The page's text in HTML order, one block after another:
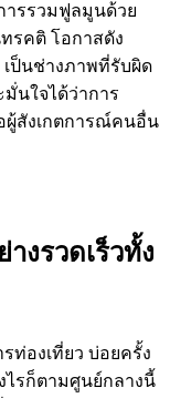
รรวมฟูลมูนด้วย
รคติ โอกาสดัง
ป็นช่างภาพที่รับผิด
นใจได้ว่าการ
ผู้สังเกตการณ์คนอื่น
งรวดเร็วทั้ง
ท่องเที่ยว บ่อยครั้ง
ไรก็ตามศูนย์กลางนี้